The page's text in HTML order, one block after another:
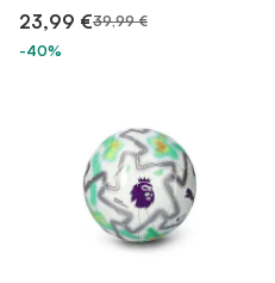
23,99 €39,99 €
-40%